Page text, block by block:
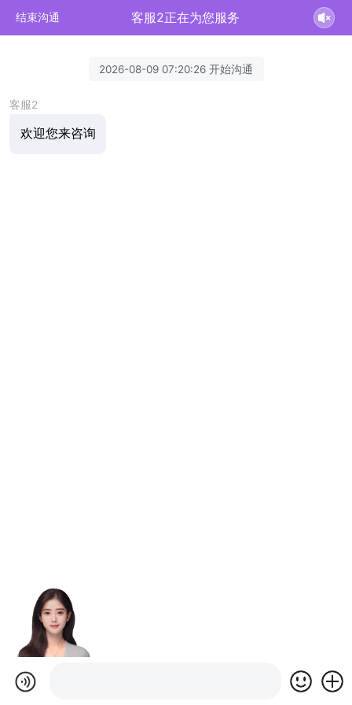
结束沟通 客服2正在为您服务
2026-08-09 07:20:26 开始沟通
客服2
欢迎您来咨询